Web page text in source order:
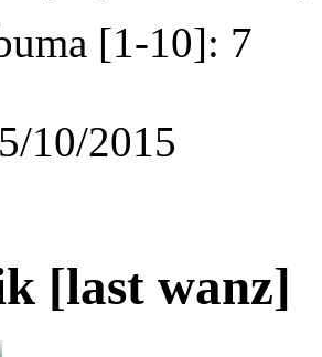
[1-10]: 7
10/2015
[last wanz]